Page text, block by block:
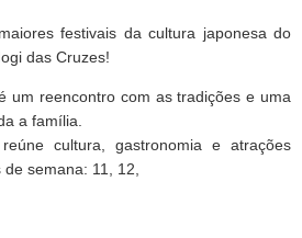
festivais da cultura japonesa do
das Cruzes!
um reencontro com as tradições e uma
a família.
cultura, gastronomia e atrações
semana: 11, 12,